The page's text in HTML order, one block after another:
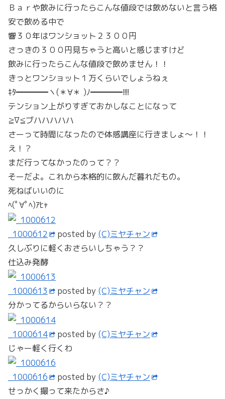
Ｂａｒや飲みに行ったらこんな値段では飲めないと言う格
安で飲める中で
響３０年はワンショット２３００円
さっきの３００円見ちゃうと高いと感じますけど
飲みに行ったらこんな値段で飲めません！！
きっとワンショット１万くらいでしょうねぇ
ｷﾀ━━━━ヽ(＊∀＊ )ﾉ━━━━!!!!
テンション上がりすぎておかしなことになって
≧∇≦ブハハハハハ
さーって時間になったので体感講座に行きましょ～！！
え！？
まだ行ってなかったのって？？
そーだよ。これから本格的に飲んだ暮れだもの。
死ねばいいのに
ﾍ(ﾟ∀ﾟﾍ)ｱﾋｬ
_1000612 posted by (C)ミヤチャン
久しぶりに軽くおさらいしちゃう？？
仕込み発酵
_1000613 posted by (C)ミヤチャン
分かってるからいらない？？
_1000614 posted by (C)ミヤチャン
じゃー軽く行くわ
_1000616 posted by (C)ミヤチャン
せっかく撮って来たからさ♪